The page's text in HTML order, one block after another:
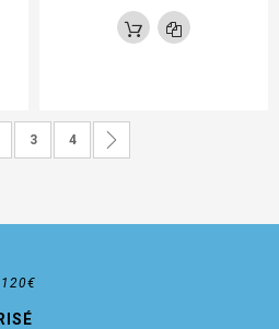
actuellement la page
Page
3 Page
4
120€